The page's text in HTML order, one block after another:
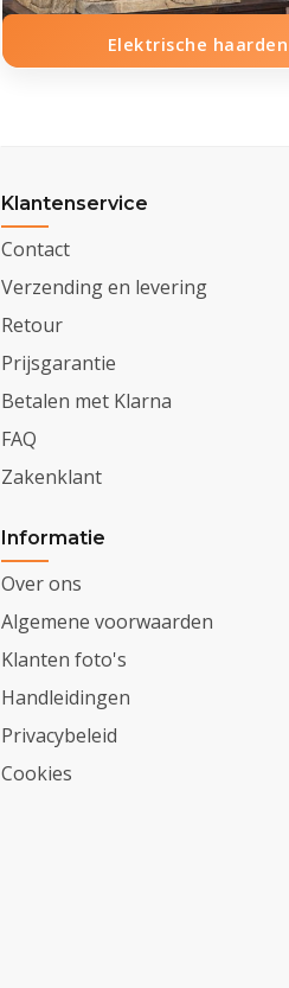
Elektrische haarden
Klantenservice
Contact
Verzending en levering
Retour
Prijsgarantie
Betalen met Klarna
FAQ
Zakenklant
Informatie
Over ons
Algemene voorwaarden
Klanten foto's
Handleidingen
Privacybeleid
Cookies